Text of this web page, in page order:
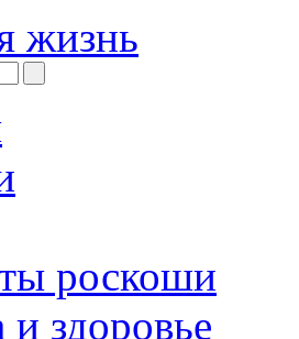
жизнь
роскоши
и здоровье